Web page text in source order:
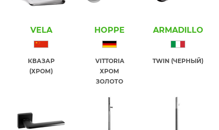
VELA
КВАЗАР
(ХРОМ)
HOPPE
VITTORIA
ХРОМ
ЗОЛОТО
ARMADILLO
TWIN (ЧЕРНЫЙ)